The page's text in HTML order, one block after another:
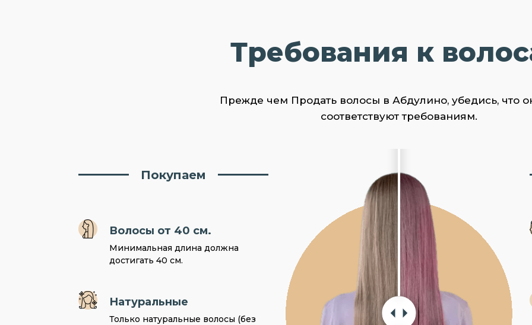
Требования к
Прежде чем Продать волосы в Абдулино, убедись, что
соответствуют требованиям.
Покупаем
Волосы от 40 см.
Минимальная длина должна
достигать 40 см.
Натуральные
Только натуральные волосы (без